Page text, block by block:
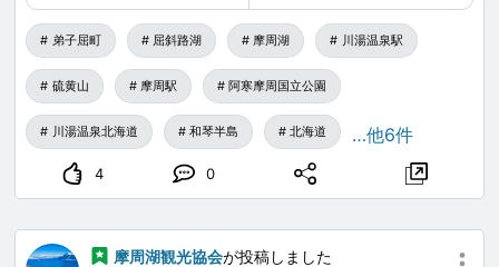
だ…。てしかが町をめぐって、みんなに招待状を渡して
きてくれないかな？」
あなたはハクチョウに選ばれし使者。
てしかが町をめぐって、動物たちに招待状を届けてきて
ごちそういっぱいの大パーティーが始まるよ！
弟子屈町 屈斜路湖 摩周湖 川湯温泉駅
硫黄山 摩周駅 阿寒摩周国立公園
川湯温泉北海道 和琴半島 北海道 …他6件
4 0
摩周湖観光協会が投稿しました